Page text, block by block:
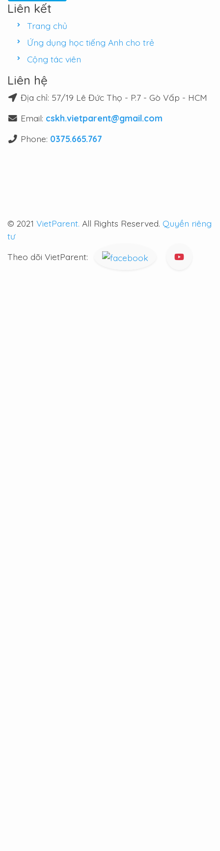
Liên kết
Trang chủ
Ứng dụng học tiếng Anh cho trẻ
Cộng tác viên
Liên hệ
Địa chỉ: 57/19 Lê Đức Thọ - P.7 - Gò Vấp - HCM
Email: cskh.vietparent@gmail.com
Phone: 0375.665.767
© 2021 VietParent. All Rights Reserved. Quyền riêng
tư
Theo dõi VietParent: